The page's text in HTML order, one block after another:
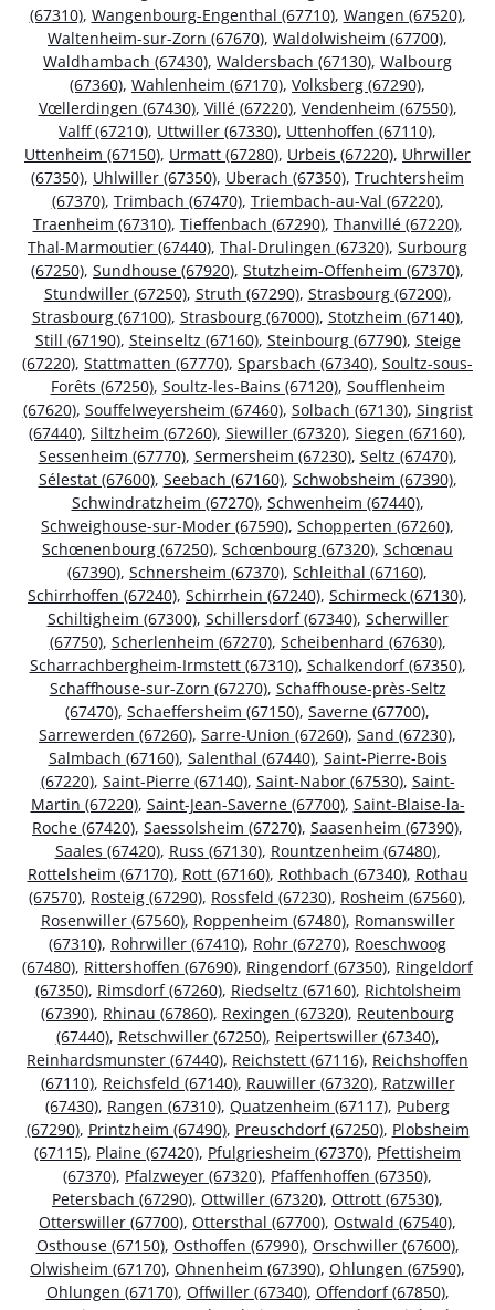
(67310), Wangenbourg-Engenthal (67710), Wangen (67520),
Waltenheim-sur-Zorn (67670), Waldolwisheim (67700),
Waldhambach (67430), Waldersbach (67130), Walbourg
(67360), Wahlenheim (67170), Volksberg (67290),
Vœllerdingen (67430), Villé (67220), Vendenheim (67550),
Valff (67210), Uttwiller (67330), Uttenhoffen (67110),
Uttenheim (67150), Urmatt (67280), Urbeis (67220), Uhrwiller
(67350), Uhlwiller (67350), Uberach (67350), Truchtersheim
(67370), Trimbach (67470), Triembach-au-Val (67220),
Traenheim (67310), Tieffenbach (67290), Thanvillé (67220),
Thal-Marmoutier (67440), Thal-Drulingen (67320), Surbourg
(67250), Sundhouse (67920), Stutzheim-Offenheim (67370),
Stundwiller (67250), Struth (67290), Strasbourg (67200),
Strasbourg (67100), Strasbourg (67000), Stotzheim (67140),
Still (67190), Steinseltz (67160), Steinbourg (67790), Steige
(67220), Stattmatten (67770), Sparsbach (67340), Soultz-sous-
Forêts (67250), Soultz-les-Bains (67120), Soufflenheim
(67620), Souffelweyersheim (67460), Solbach (67130), Singrist
(67440), Siltzheim (67260), Siewiller (67320), Siegen (67160),
Sessenheim (67770), Sermersheim (67230), Seltz (67470),
Sélestat (67600), Seebach (67160), Schwobsheim (67390),
Schwindratzheim (67270), Schwenheim (67440),
Schweighouse-sur-Moder (67590), Schopperten (67260),
Schœnenbourg (67250), Schœnbourg (67320), Schœnau
(67390), Schnersheim (67370), Schleithal (67160),
Schirrhoffen (67240), Schirrhein (67240), Schirmeck (67130),
Schiltigheim (67300), Schillersdorf (67340), Scherwiller
(67750), Scherlenheim (67270), Scheibenhard (67630),
Scharrachbergheim-Irmstett (67310), Schalkendorf (67350),
Schaffhouse-sur-Zorn (67270), Schaffhouse-près-Seltz
(67470), Schaeffersheim (67150), Saverne (67700),
Sarrewerden (67260), Sarre-Union (67260), Sand (67230),
Salmbach (67160), Salenthal (67440), Saint-Pierre-Bois
(67220), Saint-Pierre (67140), Saint-Nabor (67530), Saint-
Martin (67220), Saint-Jean-Saverne (67700), Saint-Blaise-la-
Roche (67420), Saessolsheim (67270), Saasenheim (67390),
Saales (67420), Russ (67130), Rountzenheim (67480),
Rottelsheim (67170), Rott (67160), Rothbach (67340), Rothau
(67570), Rosteig (67290), Rossfeld (67230), Rosheim (67560),
Rosenwiller (67560), Roppenheim (67480), Romanswiller
(67310), Rohrwiller (67410), Rohr (67270), Roeschwoog
(67480), Rittershoffen (67690), Ringendorf (67350), Ringeldorf
(67350), Rimsdorf (67260), Riedseltz (67160), Richtolsheim
(67390), Rhinau (67860), Rexingen (67320), Reutenbourg
(67440), Retschwiller (67250), Reipertswiller (67340),
Reinhardsmunster (67440), Reichstett (67116), Reichshoffen
(67110), Reichsfeld (67140), Rauwiller (67320), Ratzwiller
(67430), Rangen (67310), Quatzenheim (67117), Puberg
(67290), Printzheim (67490), Preuschdorf (67250), Plobsheim
(67115), Plaine (67420), Pfulgriesheim (67370), Pfettisheim
(67370), Pfalzweyer (67320), Pfaffenhoffen (67350),
Petersbach (67290), Ottwiller (67320), Ottrott (67530),
Otterswiller (67700), Ottersthal (67700), Ostwald (67540),
Osthouse (67150), Osthoffen (67990), Orschwiller (67600),
Olwisheim (67170), Ohnenheim (67390), Ohlungen (67590),
Ohlungen (67170), Offwiller (67340), Offendorf (67850),